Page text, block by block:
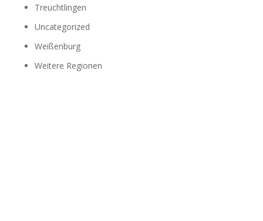
Treuchtlingen
Uncategorized
Weißenburg
Weitere Regionen